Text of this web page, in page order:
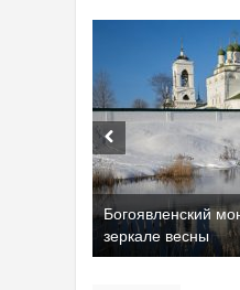
Богоявленский
зеркале весны
Добрятинский